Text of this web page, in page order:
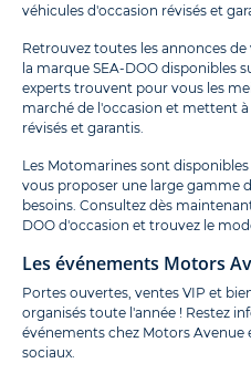
véhicules d'occasion révisés et
Retrouvez toutes les annonces de
la marque SEA-DOO disponibles
experts trouvent pour vous les
marché de l'occasion et mettent
révisés et garantis.
Les Motomarines sont
vous proposer une large gamme
besoins. Consultez dès
DOO d'occasion et trouvez le
Les événements Motors
Portes ouvertes, ventes VIP et
organisés toute l'année ! Restez
événements chez Motors Avenue
sociaux.